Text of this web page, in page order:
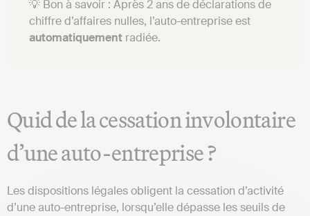
💡 Bon à savoir : Après 2 ans de déclarations de
chiffre d’affaires nulles, l’auto-entreprise est
automatiquement radiée.
Quid de la cessation involontaire
d’une auto-entreprise ?
Les dispositions légales obligent la cessation d’activité
d’une auto-entreprise, lorsqu’elle dépasse les seuils de